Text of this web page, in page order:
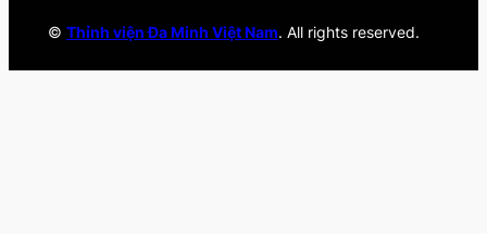
© Thỉnh viện Đa Minh Việt Nam. All rights reserved.